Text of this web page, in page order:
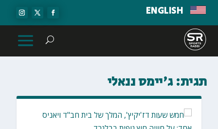
ENGLISH
תגית:ג'יימס ננאלי